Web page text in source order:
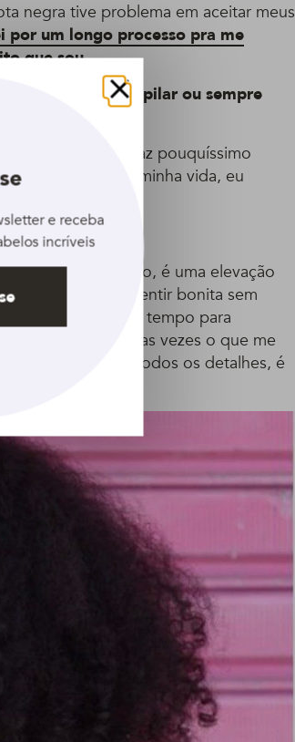
negra tive problema em aceitar meus
por um longo processo pra me
que sou.
pela transição capilar ou sempre
não parece, mas faz pouquíssimo
coisa incrível a minha vida, eu
alisamentos.
estado de espírito, é uma elevação
si mesma. É se sentir bonita sem
Demorei muito tempo para
mim mesma várias vezes o que me
si mesma, em todos os detalhes, é
Fechar
e receba
incríveis